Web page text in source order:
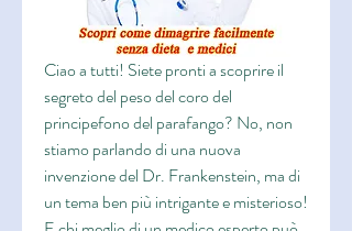
Ciao a tutti! Siete pronti a scoprire il
segreto del peso del coro del
principefono del parafango? No, non
stiamo parlando di una nuova
invenzione del Dr. Frankenstein, ma di
un tema ben più intrigante e misterioso!